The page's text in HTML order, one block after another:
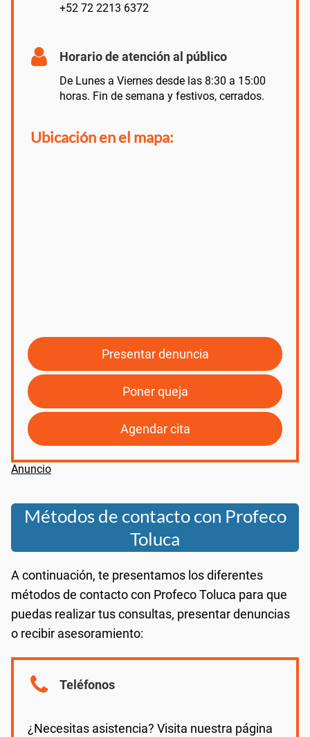
+52 72 2213 6372
Horario de atención al público
De Lunes a Viernes desde las 8:30 a 15:00
horas. Fin de semana y festivos, cerrados.
Ubicación en el mapa:
Presentar denuncia
Poner queja
Agendar cita
Métodos de contacto con Profeco
Toluca
A continuación, te presentamos los diferentes
métodos de contacto con Profeco Toluca para que
puedas realizar tus consultas, presentar denuncias
o recibir asesoramiento:
Teléfonos
¿Necesitas asistencia? Visita nuestra página